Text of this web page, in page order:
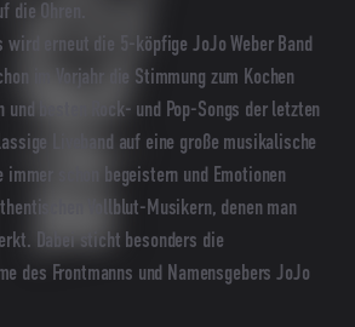
die Ohren.
wird erneut die 5-köpfige JoJo Weber Band
im Vorjahr die Stimmung zum Kochen
und besten Rock- und Pop-Songs der letzten
Liveband auf eine große musikalische
schon begeistern und Emotionen
Vollblut-Musikern, denen man
Dabei sticht besonders die
des Frontmanns und Namensgebers JoJo